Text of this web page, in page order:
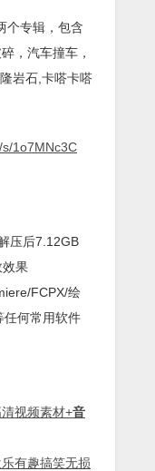
个专辑，包含
，汽车撞车，
岩石,卡嗒卡嗒
1o7MNc3C
压后7.12GB
效果
FCPX/绘
任何常用软件
视频素材+音
有趣搞笑无损